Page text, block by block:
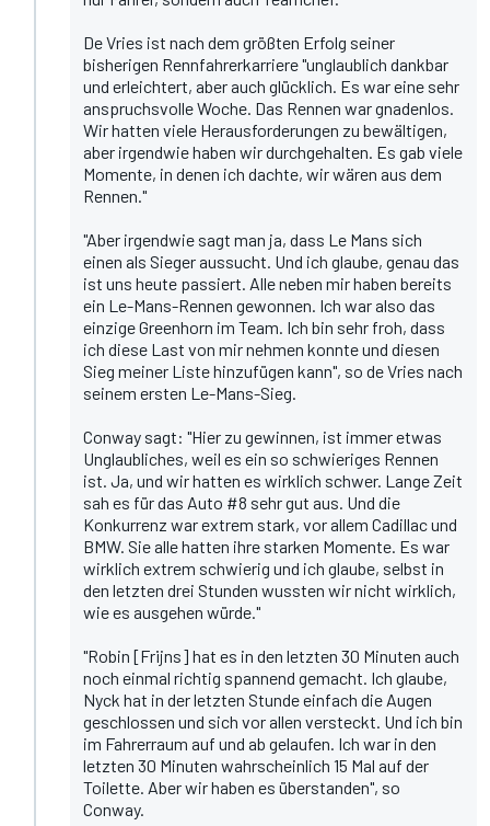
De Vries ist nach dem größten Erfolg seiner
bisherigen Rennfahrerkarriere "unglaublich dankbar
und erleichtert, aber auch glücklich. Es war eine sehr
anspruchsvolle Woche. Das Rennen war gnadenlos.
Wir hatten viele Herausforderungen zu bewältigen,
aber irgendwie haben wir durchgehalten. Es gab viele
Momente, in denen ich dachte, wir wären aus dem
Rennen."
"Aber irgendwie sagt man ja, dass Le Mans sich
einen als Sieger aussucht. Und ich glaube, genau das
ist uns heute passiert. Alle neben mir haben bereits
ein Le-Mans-Rennen gewonnen. Ich war also das
einzige Greenhorn im Team. Ich bin sehr froh, dass
ich diese Last von mir nehmen konnte und diesen
Sieg meiner Liste hinzufügen kann", so de Vries nach
seinem ersten Le-Mans-Sieg.
Conway sagt: "Hier zu gewinnen, ist immer etwas
Unglaubliches, weil es ein so schwieriges Rennen
ist. Ja, und wir hatten es wirklich schwer. Lange Zeit
sah es für das Auto #8 sehr gut aus. Und die
Konkurrenz war extrem stark, vor allem Cadillac und
BMW. Sie alle hatten ihre starken Momente. Es war
wirklich extrem schwierig und ich glaube, selbst in
den letzten drei Stunden wussten wir nicht wirklich,
wie es ausgehen würde."
"Robin [Frijns] hat es in den letzten 30 Minuten auch
noch einmal richtig spannend gemacht. Ich glaube,
Nyck hat in der letzten Stunde einfach die Augen
geschlossen und sich vor allen versteckt. Und ich bin
im Fahrerraum auf und ab gelaufen. Ich war in den
letzten 30 Minuten wahrscheinlich 15 Mal auf der
Toilette. Aber wir haben es überstanden", so
Conway.